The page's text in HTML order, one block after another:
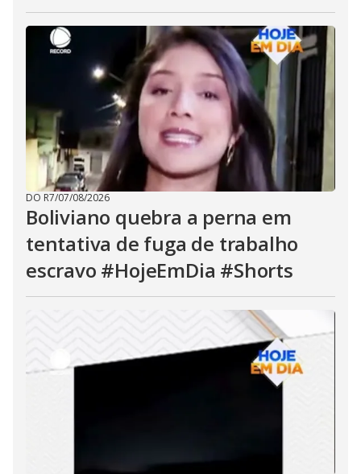
DO R7/07/08/2026
Boliviano quebra a perna em
tentativa de fuga de trabalho
escravo #HojeEmDia #Shorts